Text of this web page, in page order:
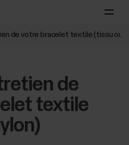
de votre bracelet textile (tissu ou
de
textile